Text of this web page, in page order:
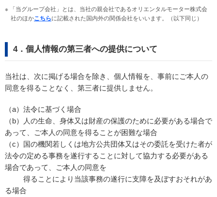
※ 「当グループ会社」とは、当社の親会社であるオリエンタルモーター株式会
社のほかこちらに記載された国内外の関係会社をいいます。（以下同じ）
4．個人情報の第三者への提供について
当社は、次に掲げる場合を除き、個人情報を、事前にご本人の
同意を得ることなく、第三者に提供しません。
（a）法令に基づく場合
（b）人の生命、身体又は財産の保護のために必要がある場合で
あって、ご本人の同意を得ることが困難な場合
（c）国の機関若しくは地方公共団体又はその委託を受けた者が
法令の定める事務を遂行することに対して協力する必要がある
場合であって、ご本人の同意を
得ることにより当該事務の遂行に支障を及ぼすおそれがあ
る場合